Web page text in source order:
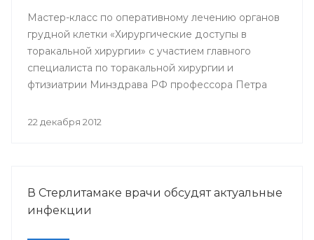
Мастер-класс по оперативному лечению органов
грудной клетки «Хирургические доступы в
торакальной хирургии» с участием главного
специалиста по торакальной хирургии и
фтизиатрии Минздрава РФ профессора Петра
БГМУ.
22 декабря 2012
В Стерлитамаке врачи обсудят актуальные
инфекции